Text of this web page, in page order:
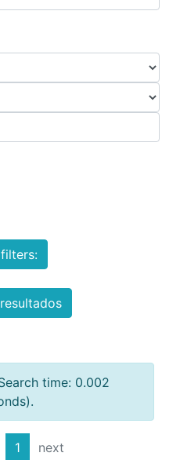
time: 0.002
1 next